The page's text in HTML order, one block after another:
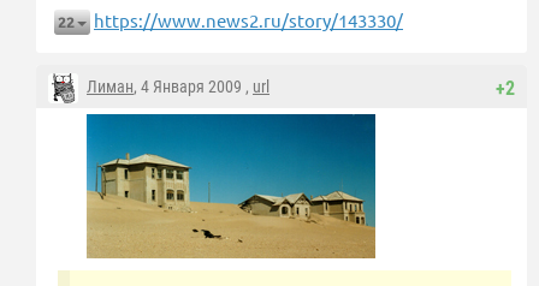
22 https://www.news2.ru/story/143330/
+2
Лиман, 4 Января 2009 , url